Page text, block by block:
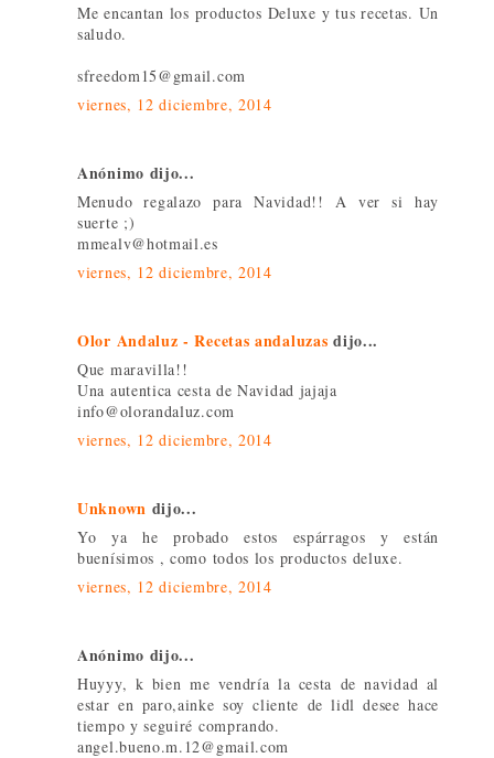
Me encantan los productos Deluxe y tus recetas. Un
saludo.
sfreedom15@gmail.com
viernes, 12 diciembre, 2014
Anónimo dijo...
Menudo regalazo para Navidad!! A ver si hay
suerte ;)
mmealv@hotmail.es
viernes, 12 diciembre, 2014
Olor Andaluz - Recetas andaluzas dijo...
Que maravilla!!
Una autentica cesta de Navidad jajaja
info@olorandaluz.com
viernes, 12 diciembre, 2014
Unknown dijo...
Yo ya he probado estos espárragos y están
buenísimos , como todos los productos deluxe.
viernes, 12 diciembre, 2014
Anónimo dijo...
Huyyy, k bien me vendría la cesta de navidad al
estar en paro,ainke soy cliente de lidl desee hace
tiempo y seguiré comprando.
angel.bueno.m.12@gmail.com